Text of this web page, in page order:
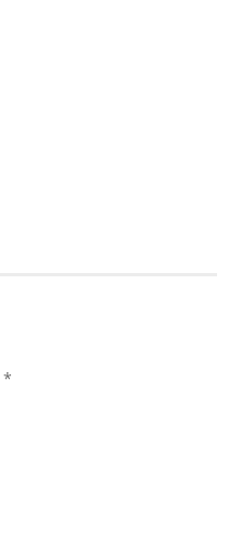
*